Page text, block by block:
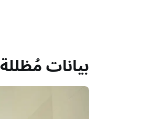
بيانات مُظللة